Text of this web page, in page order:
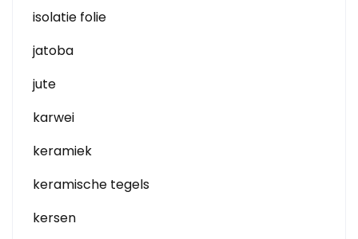
isolatie folie
jatoba
jute
karwei
keramiek
keramische tegels
kersen